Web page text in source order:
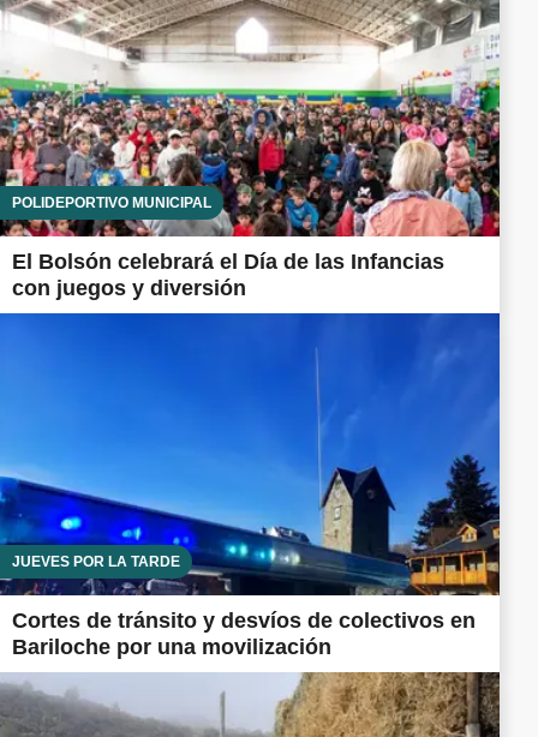
POLIDEPORTIVO MUNICIPAL
El Bolsón celebrará el Día de las Infancias
con juegos y diversión
JUEVES POR LA TARDE
Cortes de tránsito y desvíos de colectivos en
Bariloche por una movilización